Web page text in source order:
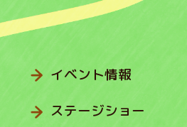
イベント情報
ステージショー